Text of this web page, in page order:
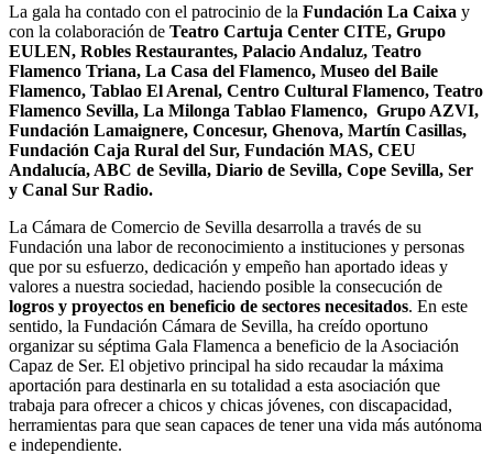
La gala ha contado con el patrocinio de la Fundación La Caixa y
con la colaboración de Teatro Cartuja Center CITE, Grupo
EULEN, Robles Restaurantes, Palacio Andaluz, Teatro
Flamenco Triana, La Casa del Flamenco, Museo del Baile
Flamenco, Tablao El Arenal, Centro Cultural Flamenco, Teatro
Flamenco Sevilla, La Milonga Tablao Flamenco, Grupo AZVI,
Fundación Lamaignere, Concesur, Ghenova, Martín Casillas,
Fundación Caja Rural del Sur, Fundación MAS, CEU
Andalucía, ABC de Sevilla, Diario de Sevilla, Cope Sevilla, Ser
y Canal Sur Radio.
La Cámara de Comercio de Sevilla desarrolla a través de su
Fundación una labor de reconocimiento a instituciones y personas
que por su esfuerzo, dedicación y empeño han aportado ideas y
valores a nuestra sociedad, haciendo posible la consecución de
logros y proyectos en beneficio de sectores necesitados. En este
sentido, la Fundación Cámara de Sevilla, ha creído oportuno
organizar su séptima Gala Flamenca a beneficio de la Asociación
Capaz de Ser. El objetivo principal ha sido recaudar la máxima
aportación para destinarla en su totalidad a esta asociación que
trabaja para ofrecer a chicos y chicas jóvenes, con discapacidad,
herramientas para que sean capaces de tener una vida más autónoma
e independiente.